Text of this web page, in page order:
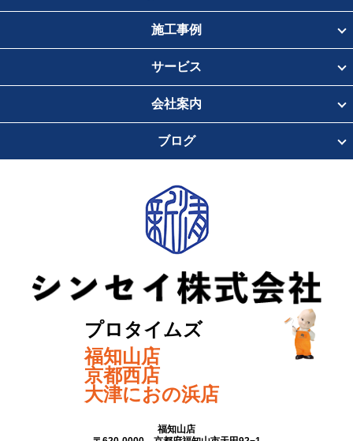
施工事例
サービス
会社案内
ブログ
プロタイムズ
福知山店
京都西店
大津におの浜店
福知山店